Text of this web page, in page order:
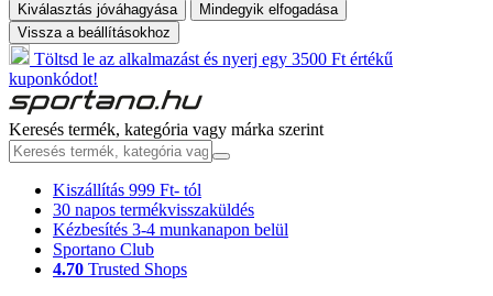
Kiválasztás jóváhagyása
Mindegyik elfogadása
Vissza a beállításokhoz
Töltsd le az alkalmazást és nyerj egy 3500 Ft értékű
kuponkódot!
Keresés termék, kategória vagy márka szerint
Kiszállítás 999 Ft- tól
30 napos termékvisszaküldés
Kézbesítés 3-4 munkanapon belül
Sportano Club
4.70 Trusted Shops